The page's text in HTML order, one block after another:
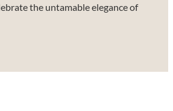
the untamable elegance of